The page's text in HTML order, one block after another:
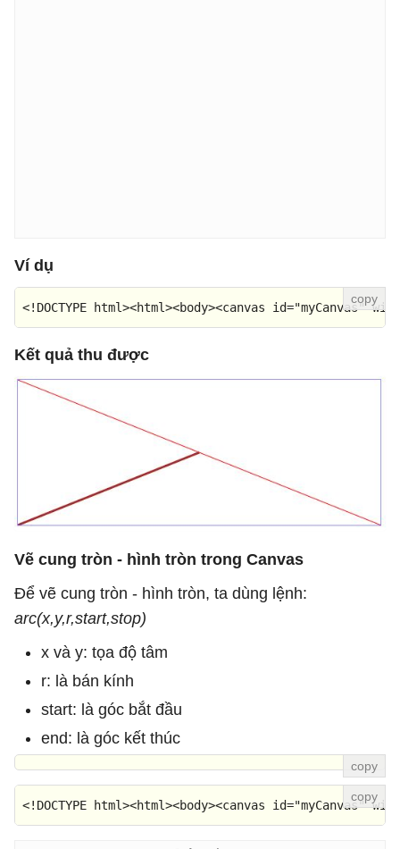
Ví dụ
<!DOCTYPE html><html><body><canvas id="myCanvas"
Kết quả thu được
Vẽ cung tròn - hình tròn trong Canvas
Để vẽ cung tròn - hình tròn, ta dùng lệnh:
arc(x,y,r,start,stop)
x và y: tọa độ tâm
r: là bán kính
start: là góc bắt đầu
end: là góc kết thúc
<!DOCTYPE html><html><body><canvas id="myCanvas"